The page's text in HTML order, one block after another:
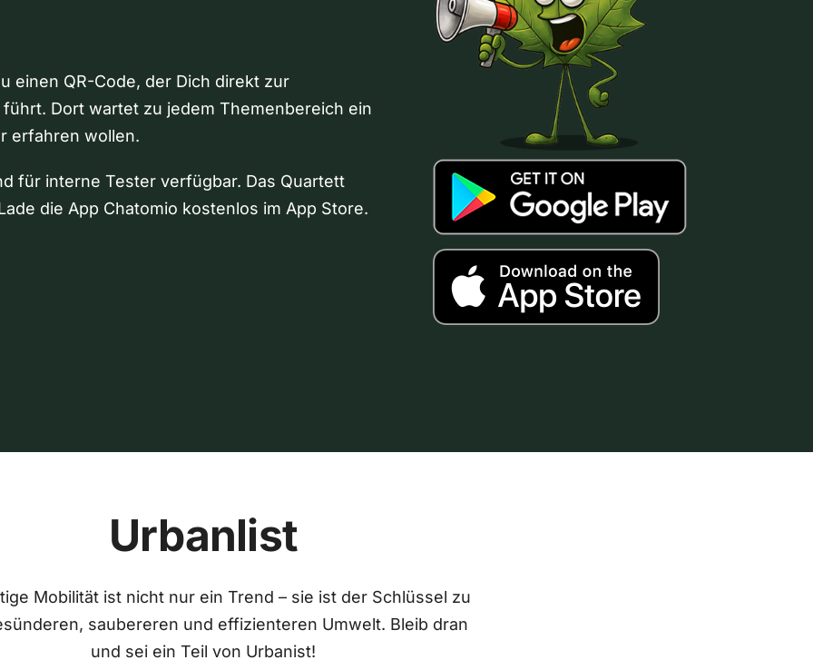
einen QR-Code, der Dich direkt zur
Dort wartet zu jedem Themenbereich ein
erfahren wollen.
für interne Tester verfügbar. Das Quartett
die App Chatomio kostenlos im App Store.
Urbanlist
Mobilität ist nicht nur ein Trend – sie ist der Schlüssel zu
saubereren und effizienteren Umwelt. Bleib dran
und sei ein Teil von Urbanist!